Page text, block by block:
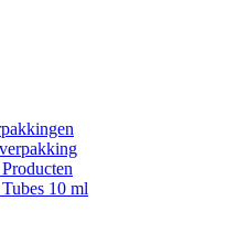
10 ml